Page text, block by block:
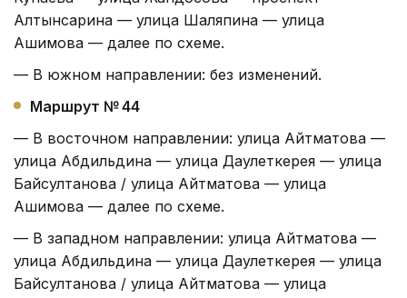
Алтынсарина — улица Шаляпина — улица
Ашимова — далее по схеме.
— В южном направлении: без изменений.
Маршрут № 44
— В восточном направлении: улица Айтматова —
улица Абдильдина — улица Даулеткерея — улица
Байсултанова / улица Айтматова — улица
Ашимова — далее по схеме.
— В западном направлении: улица Айтматова —
улица Абдильдина — улица Даулеткерея — улица
Байсултанова / улица Айтматова — улица